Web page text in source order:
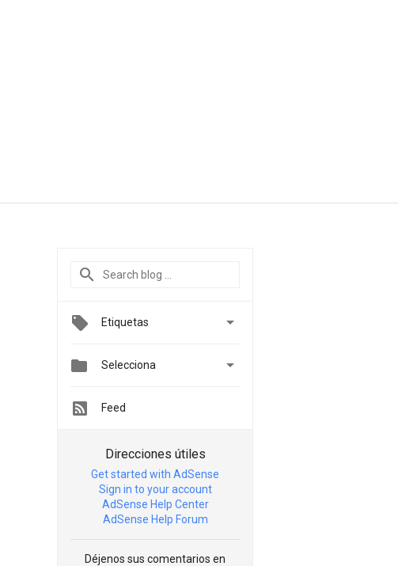
Etiquetas 
 Selecciona 
Feed
Direcciones útiles
Get started with AdSense
Sign in to your account
AdSense Help Center
AdSense Help Forum
Déjenos sus comentarios en